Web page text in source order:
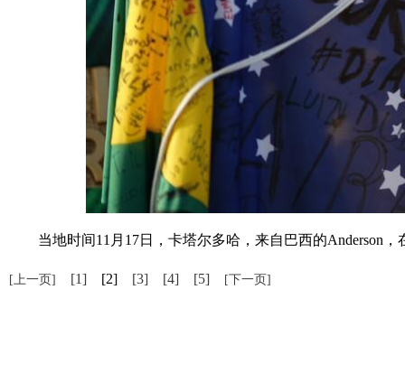
当地时间11月17日，卡塔尔多哈，来自巴西的Anderson，
[上一页] [1] [2] [3] [4] [5] [下一页]